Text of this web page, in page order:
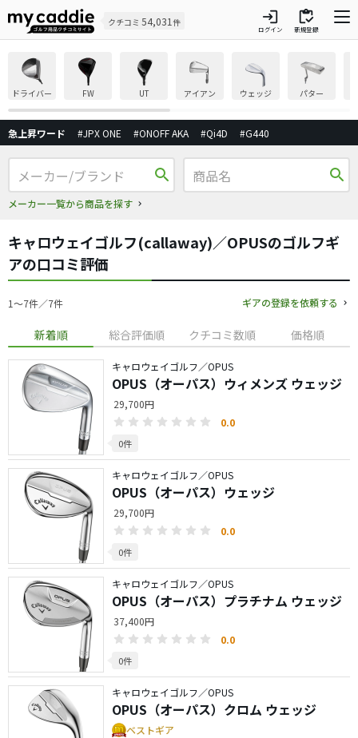
クチコミ 54,031 件 login
ログイン
inventory
新規登録
ドライバー FW UT アイアン ウェッジ パター
急上昇ワード #JPX ONE #ONOFF AKA #Qi4D #G440
search
メーカー一覧から商品を探す
search
キャロウェイゴルフ(callaway)／OPUSのゴルフギ
アの口コミ評価
1〜7件／7件 ギアの登録を依頼する
新着順 総合評価順 クチコミ数順 価格順
キャロウェイゴルフ／OPUS
OPUS（オーパス）ウィメンズ ウェッジ
29,700円
0.0
0件
キャロウェイゴルフ／OPUS
OPUS（オーパス）ウェッジ
29,700円
0.0
0件
キャロウェイゴルフ／OPUS
OPUS（オーパス）プラチナム ウェッジ
37,400円
0.0
0件
キャロウェイゴルフ／OPUS
OPUS（オーパス）クロム ウェッジ
ベストギア